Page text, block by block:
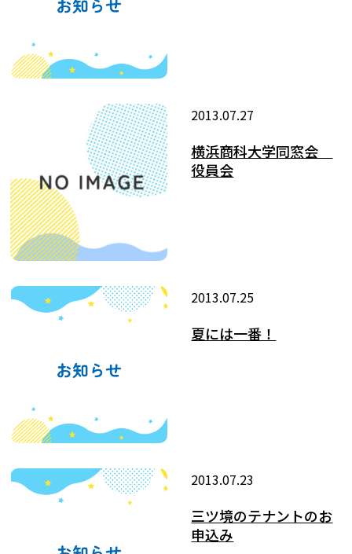
2013.07.27
横浜商科大学同窓会
役員会
2013.07.25
夏には一番！
2013.07.23
三ツ境のテナントのお
申込み